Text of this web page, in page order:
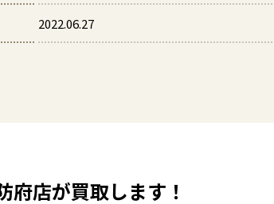
2022.06.27
府店が買取します！